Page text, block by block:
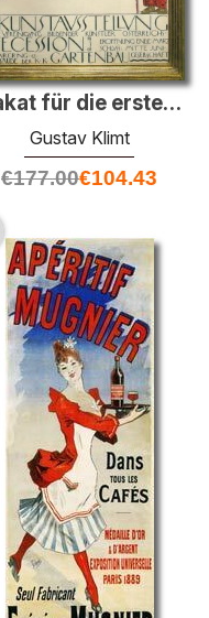
Plakat für die erste Kunstausstellung der Secession Stilrichtung
Gustav Klimt
€177.00€104.43